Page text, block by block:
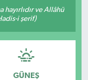
hayırlıdır ve Allâhü
i şerif)
GÜNEŞ